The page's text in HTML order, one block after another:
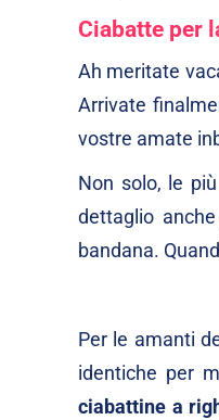
Ciabatte per
Ah meritate
Arrivate
vostre amate
Non solo, le
dettaglio
bandana.
Per le amanti
identiche per
ciabattine a